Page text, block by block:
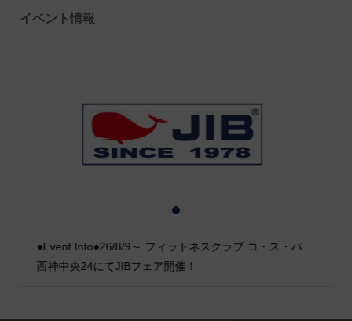
イベント情報
●Event Info●26/8/9～ フィットネスクラブ コ・ス・パ
西神中央24にてJIBフェア開催！
2